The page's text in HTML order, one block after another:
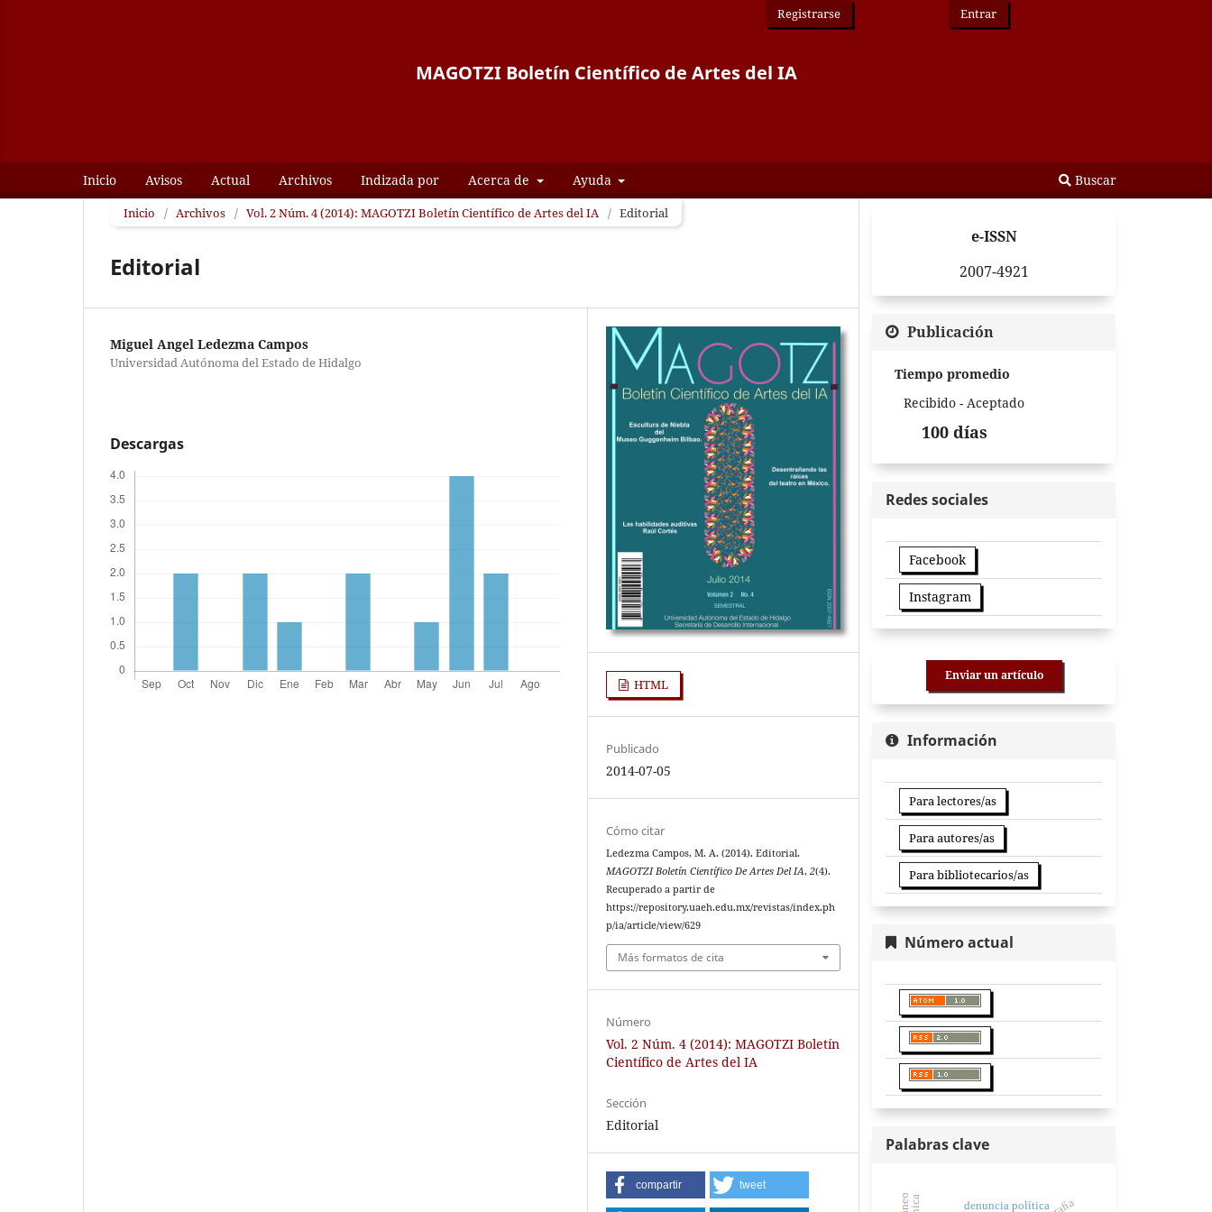
MAGOTZI Boletín Científico de Artes del IA
Inicio Avisos Actual Archivos Indizada por Acerca de Ayuda Buscar
Registrarse Entrar
Inicio / Archivos / Vol. 2 Núm. 4 (2014): MAGOTZI Boletín Científico de Artes del IA / Editorial
Editorial
Miguel Angel Ledezma Campos
Universidad Autónoma del Estado de Hidalgo
Descargas
HTML
Publicado
2014-07-05
Cómo citar
Ledezma Campos, M. A. (2014). Editorial.
MAGOTZI Boletín Científico De Artes Del IA,2(4).
Recuperado a partir de
https://repository.uaeh.edu.mx/revistas/index.ph
p/ia/article/view/629
Más formatos de cita
Número
Vol. 2 Núm. 4 (2014): MAGOTZI Boletín
Científico de Artes del IA
Sección
Editorial
compartir tweet
e-ISSN
2007-4921
Publicación
Tiempo promedio
Recibido - Aceptado
100 días
Redes sociales
Facebook
Instagram
Enviar un artículo
Información
Para lectores/as
Para autores/as
Para bibliotecarios/as
Número actual
Palabras clave
denuncia política